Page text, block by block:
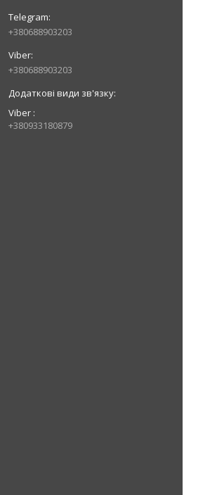
+380688903203
+380688903203
Viber
+380933180879